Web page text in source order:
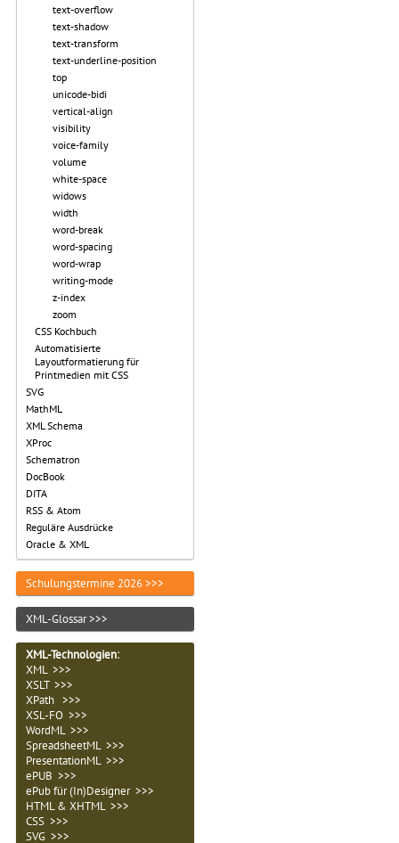
text-overflow
text-shadow
text-transform
text-underline-position
top
unicode-bidi
vertical-align
visibility
voice-family
volume
white-space
widows
width
word-break
word-spacing
word-wrap
writing-mode
z-index
zoom
CSS Kochbuch
Automatisierte
Layoutformatierung für
Printmedien mit CSS
SVG
MathML
XML Schema
XProc
Schematron
DocBook
DITA
RSS & Atom
Reguläre Ausdrücke
Oracle & XML
Schulungstermine 2026 >>>
XML-Glossar >>>
XML-Technologien:
XML >>>
XSLT >>>
XPath >>>
XSL-FO >>>
WordML >>>
SpreadsheetML >>>
PresentationML >>>
ePUB >>>
ePub für (In)Designer >>>
HTML & XHTML >>>
CSS >>>
SVG >>>